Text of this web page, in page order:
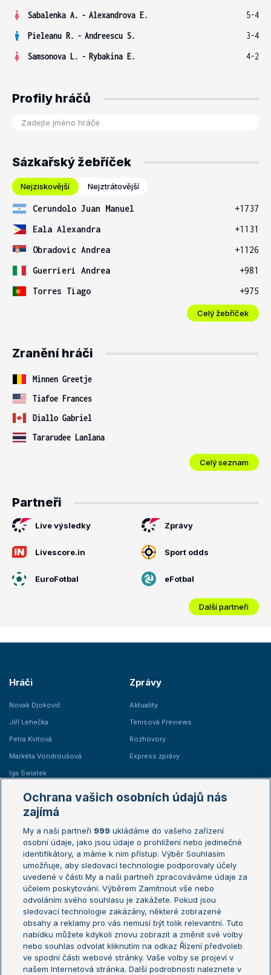
Sabalenka A. - Alexandrova E.
5-4
Pieleanu R. - Andreescu S.
3-4
Samsonova L. - Rybakina E. 4-2
Profily hráčů
Sázkařský žebříček
Nejziskovější Nejztrátovější
Cerundolo Juan Manuel
+1737
Eala Alexandra
+1131
Obradovic Andrea
+1126
Guerrieri Andrea
+981
Torres Tiago
+975
Celý žebříček
Zranění hráči
Minnen Greetje
Tiafoe Frances
Diallo Gabriel
Tararudee Lanlana
Celý seznam
Partneři
Live výsledky Zprávy
Livescore.in Sport odds
EuroFotbal eFotbal
Další partneři
Hráči
Novak Djokovič
Jiří Lehečka
Petra Kvitová
Markéta Vondroušová
Iga Swiatek
Zprávy
Aktuality
Tenisová Previews
Rozhovory
Express zprávy
Žebříčky
Žebříček ATP (muži)
Žebříček WTA (ženy)
Sázkařský žebříček
Australian Open
French Open
Wimbledon
US Open
Turnaj mistrů
Turnaj mistryň
Aktualní trendy
Fotbalové přestupy
Ochrana vašich osobních údajů nás
zajímá
My a naši partneři 999 ukládáme do vašeho zařízení
osobní údaje, jako jsou údaje o prohlížení nebo jedinečné
identifikátory, a máme k nim přístup. Výběr Souhlasím
umožňuje, aby sledovací technologie podporovaly účely
uvedené v části My a naši partneři zpracováváme údaje za
účelem poskytování. Výběrem Zamítnout vše nebo
odvoláním svého souhlasu je zakážete. Pokud jsou
sledovací technologie zakázány, některé zobrazené
obsahy a reklamy pro vás nemusí být tolik relevantní. Tuto
nabídku můžete kdykoli znovu zobrazit a změnit své volby
nebo souhlas odvolat kliknutím na odkaz Řízení předvoleb
ve spodní části webové stránky. Vaše volby se projeví v
našem Internetová stránka. Další podrobnosti naleznete v